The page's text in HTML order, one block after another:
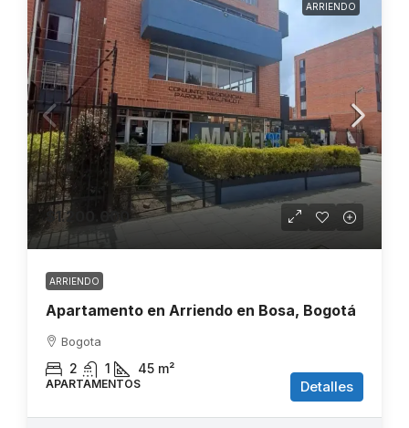
ARRIENDO
$1.200.000
ARRIENDO
Apartamento en Arriendo en Bosa, Bogotá
Bogota
2 1 45 m²
APARTAMENTOS Detalles